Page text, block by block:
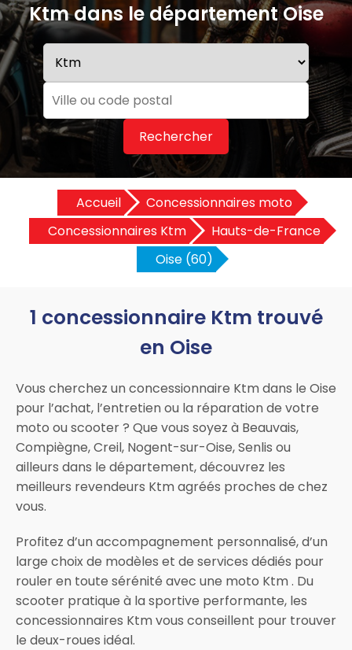
Ktm dans le département Oise
Rechercher
Accueil
Concessionnaires moto
Concessionnaires Ktm
Hauts-de-France
Oise (60)
1 concessionnaire Ktm trouvé
en Oise
Vous cherchez un concessionnaire Ktm dans le Oise
pour l’achat, l’entretien ou la réparation de votre
moto ou scooter ? Que vous soyez à Beauvais,
Compiègne, Creil, Nogent-sur-Oise, Senlis ou
ailleurs dans le département, découvrez les
meilleurs revendeurs Ktm agréés proches de chez
vous.
Profitez d’un accompagnement personnalisé, d’un
large choix de modèles et de services dédiés pour
rouler en toute sérénité avec une moto Ktm . Du
scooter pratique à la sportive performante, les
concessionnaires Ktm vous conseillent pour trouver
le deux-roues idéal.